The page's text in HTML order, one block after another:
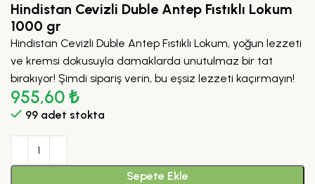
Hindistan Cevizli Duble Antep Fıstıklı Lokum
1000 gr
Hindistan Cevizli Duble Antep Fıstıklı Lokum, yoğun lezzeti
ve kremsi dokusuyla damaklarda unutulmaz bir tat
bırakıyor! Şimdi sipariş verin, bu eşsiz lezzeti kaçırmayın!
955,60₺
99 adet stokta
Sepete Ekle